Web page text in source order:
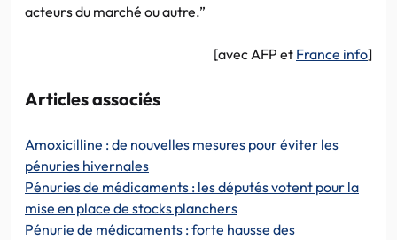
acteurs du marché ou autre.”
[avec AFP et France info]
Articles associés
Amoxicilline : de nouvelles mesures pour éviter les
pénuries hivernales
Pénuries de médicaments : les députés votent pour la
mise en place de stocks planchers
Pénurie de médicaments : forte hausse des